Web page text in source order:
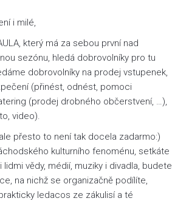
i milé,
který má za sebou první nad
sezónu, hledá dobrovolníky pro tu
dobrovolníky na prodej vstupenek,
(přinést, odnést, pomoci
(prodej drobného občerstvení, …),
video).
přesto to není tak docela zadarmo:)
kulturního fenoménu, setkáte
lidmi vědy, médií, muziky i divadla, budete
na nichž se organizačně podílíte,
ledacos ze zákulisí a té